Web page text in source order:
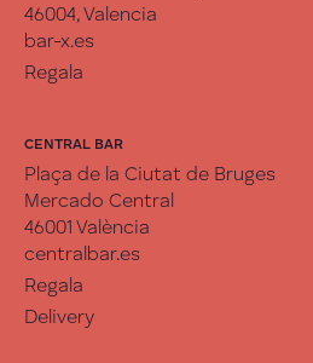
46004, Valencia
bar-x.es
Regala
CENTRAL BAR
Plaça de la Ciutat de Bruges
Mercado Central
46001 València
centralbar.es
Regala
Delivery